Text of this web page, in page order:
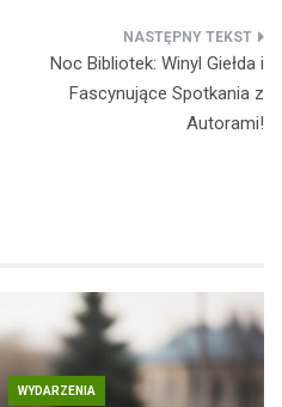
Noc Bibliotek: Winyl Giełda i
Fascynujące Spotkania z
Autorami!
WYDARZENIA